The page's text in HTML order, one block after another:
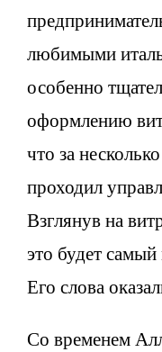
любимыми
особенно
оформлению
что за
проходил
Взглянув на
это будет
Его слова
Со временем